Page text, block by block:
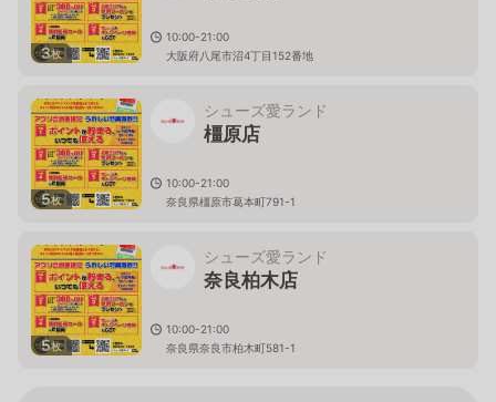
3枚
10:00-21:00
大阪府八尾市沼4丁目152番地
5枚
シューズ愛ランド
橿原店
10:00-21:00
奈良県橿原市葛本町791-1
5枚
シューズ愛ランド
奈良柏木店
10:00-21:00
奈良県奈良市柏木町581-1